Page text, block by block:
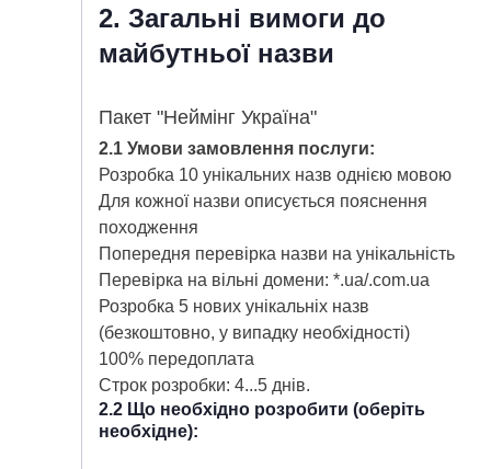
2. Загальні вимоги до
майбутньої назви
Пакет "Неймінг Україна"
2.1 Умови замовлення послуги:
Розробка 10 унікальних назв однією мовою
Для кожної назви описується пояснення
походження
Попередня перевірка назви на унікальність
Перевірка на вільні домени: *.ua/.com.ua
Розробка 5 нових унікальніх назв
(безкоштовно, у випадку необхідності)
100% передоплата
Строк розробки: 4...5 днів.
2.2 Що необхідно розробити (оберіть
необхідне):